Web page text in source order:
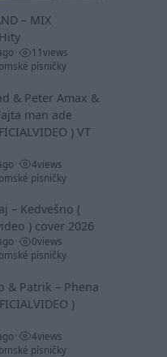
– MIX
11views
písničky
& Peter Amax &
man ade
) VT
4views
písničky
– Kedvešno (
) cover 2026
0views
písničky
& Patrik – Phena
)
4views
písničky